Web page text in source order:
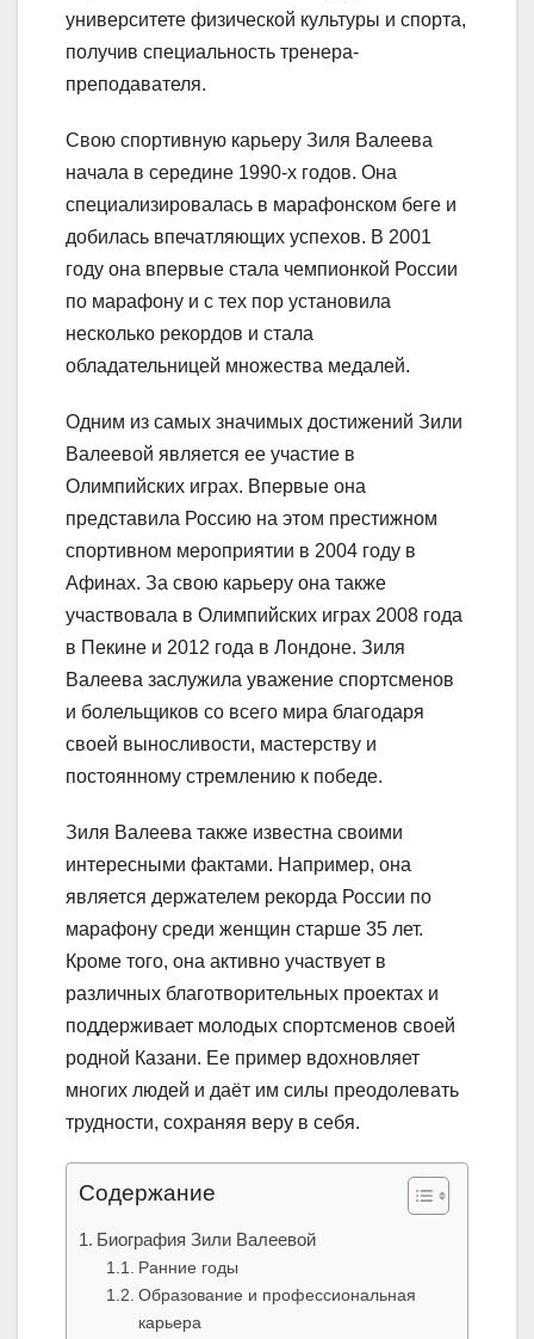
университете физической культуры и спорта,
получив специальность тренера-
преподавателя.
Свою спортивную карьеру Зиля Валеева
начала в середине 1990-х годов. Она
специализировалась в марафонском беге и
добилась впечатляющих успехов. В 2001
году она впервые стала чемпионкой России
по марафону и с тех пор установила
несколько рекордов и стала
обладательницей множества медалей.
Одним из самых значимых достижений Зили
Валеевой является ее участие в
Олимпийских играх. Впервые она
представила Россию на этом престижном
спортивном мероприятии в 2004 году в
Афинах. За свою карьеру она также
участвовала в Олимпийских играх 2008 года
в Пекине и 2012 года в Лондоне. Зиля
Валеева заслужила уважение спортсменов
и болельщиков со всего мира благодаря
своей выносливости, мастерству и
постоянному стремлению к победе.
Зиля Валеева также известна своими
интересными фактами. Например, она
является держателем рекорда России по
марафону среди женщин старше 35 лет.
Кроме того, она активно участвует в
различных благотворительных проектах и
поддерживает молодых спортсменов своей
родной Казани. Ее пример вдохновляет
многих людей и даёт им силы преодолевать
трудности, сохраняя веру в себя.
Содержание
Биография Зили Валеевой
Ранние годы
Образование и профессиональная
карьера